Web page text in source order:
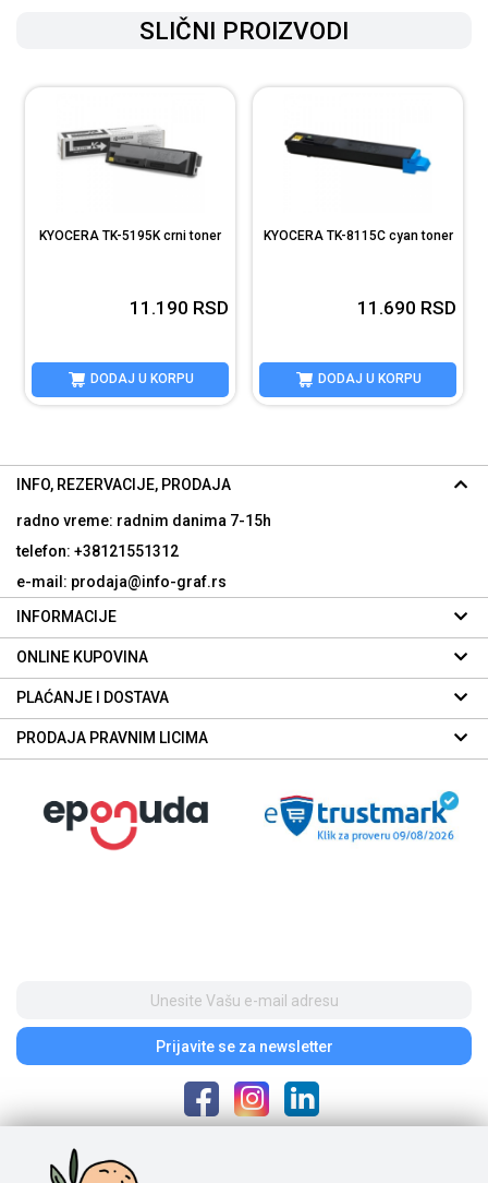
SLIČNI PROIZVODI
KYOCERA TK-5195K crni toner
11.190 RSD
DODAJ U KORPU
KYOCERA TK-8115C cyan toner
11.690 RSD
DODAJ U KORPU
Prijavite se za newsletter
INFO, REZERVACIJE, PRODAJA
radno vreme: radnim danima 7-15h
telefon: +38121551312
e-mail: prodaja@info-graf.rs
INFORMACIJE
ONLINE KUPOVINA
PLAĆANJE I DOSTAVA
PRODAJA PRAVNIM LICIMA